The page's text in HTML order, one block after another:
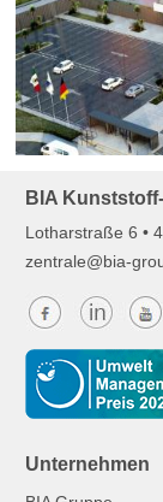
BIA
Lotharstraße 6 •
z ntr l b -gr
Unternehmen